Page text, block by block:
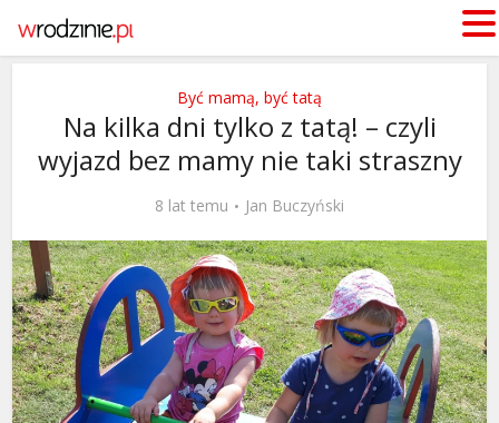
Być mamą, być tatą
Na kilka dni tylko z tatą! – czyli
wyjazd bez mamy nie taki straszny
8 lat temu Jan Buczyński